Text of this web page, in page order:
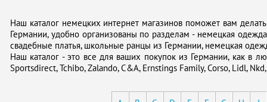
Наш каталог немецких интернет магазинов поможет вам
Германии, удобно организованы по разделам - немецкая
свадебные платья, школьные ранцы из Германии, немецкая
Наш каталог - это все для ваших покупок из Германии, как в
Sportsdirect, Tchibo, Zalando, C&A, Ernstings Family, Corso, Lidl,